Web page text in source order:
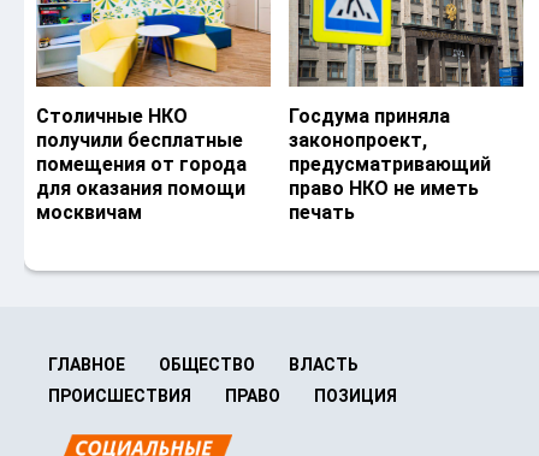
Столичные НКО
получили бесплатные
помещения от города
для оказания помощи
москвичам
Госдума приняла
законопроект,
предусматривающий
право НКО не иметь
печать
ГЛАВНОЕ ОБЩЕСТВО
ВЛАСТЬ
ПРОИСШЕСТВИЯ
ПРАВО ПОЗИЦИЯ